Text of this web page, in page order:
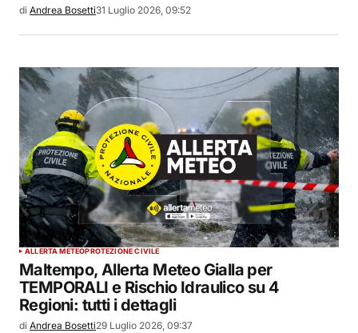
di Andrea Bosetti31 Luglio 2026, 09:52
ALLERTA METEOPROTEZIONE CIVILE
Maltempo, Allerta Meteo Gialla per
TEMPORALI e Rischio Idraulico su 4
Regioni: tutti i dettagli
di Andrea Bosetti29 Luglio 2026, 09:37